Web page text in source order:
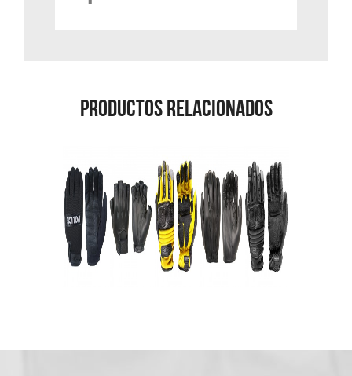
Productos Relacionados